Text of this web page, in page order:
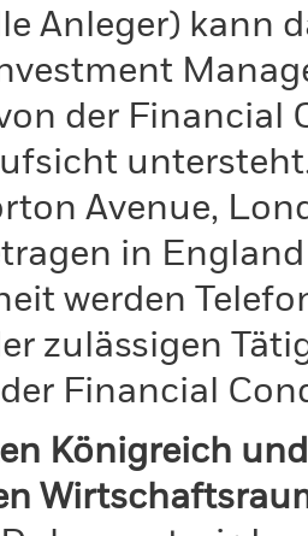
Anleger) kann
der Financial
Avenue,
in
werden
zulässigen
Financial
Königreich